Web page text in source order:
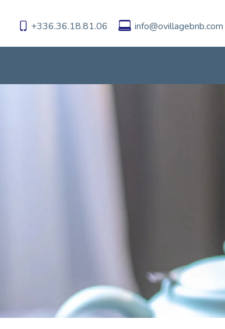
+336.36.18.81.06 info@ovillagebnb.com